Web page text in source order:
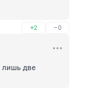
+2 –0
лишь две